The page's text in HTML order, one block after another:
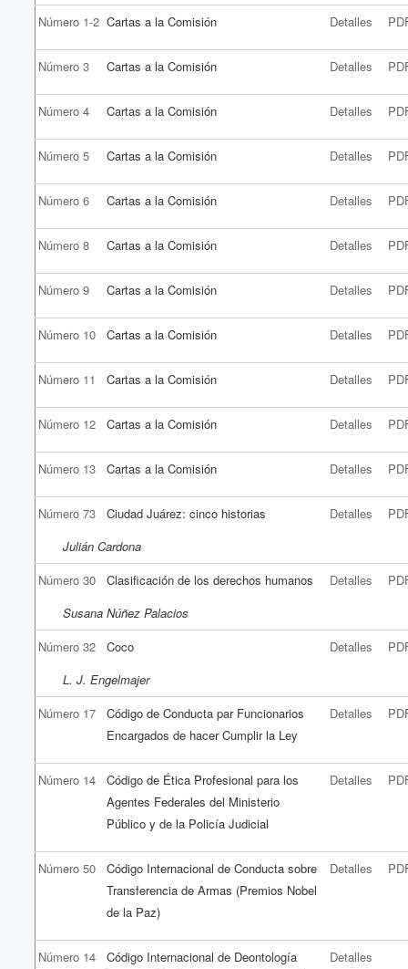
Número 1-2 Cartas a la Comisión Detalles
Número 3 Cartas a la Comisión Detalles
Número 4 Cartas a la Comisión Detalles
Número 5 Cartas a la Comisión Detalles
Número 6 Cartas a la Comisión Detalles
Número 8 Cartas a la Comisión Detalles
Número 9 Cartas a la Comisión Detalles
Número 10 Cartas a la Comisión Detalles
Número 11 Cartas a la Comisión Detalles
Número 12 Cartas a la Comisión Detalles
Número 13 Cartas a la Comisión Detalles
Número 73 Ciudad Juárez: cinco historias Detalles
Julián Cardona
Número 30
Clasificación de los derechos humanos Detalles
Susana Núñez Palacios
Número 32
Coco Detalles
L. J. Engelmajer
Número 17
Código de Conducta par Funcionarios
Encargados de hacer Cumplir la Ley
Detalles
Número 14
Código de Ética Profesional para los
Agentes Federales del Ministerio
Público y de la Policía Judicial
Detalles
Número 50
Código Internacional de Conducta sobre
Transferencia de Armas (Premios Nobel
de la Paz)
Detalles
Número 14
Código Internacional de Deontología
Detalles